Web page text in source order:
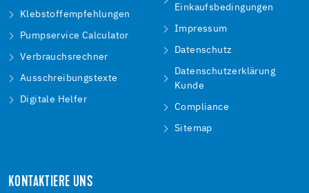
Klebstoffempfehlungen
Pumpservice Calculator
Verbrauchsrechner
Ausschreibungstexte
Digitale Helfer
Einkaufsbedingungen
Impressum
Datenschutz
Datenschutzerklärung
Kunde
Compliance
Sitemap
KONTAKTIERE UNS